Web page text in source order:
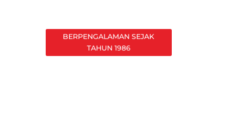
BERPENGALAMAN SEJAK
TAHUN 1986